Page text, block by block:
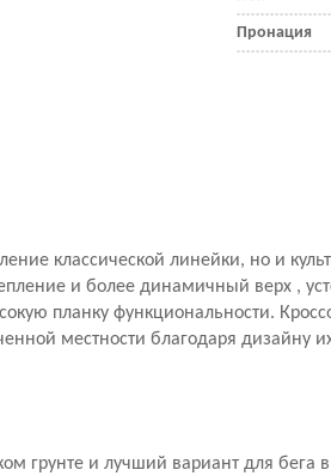
Пронация
классической линейки, но и
и более динамичный верх ,
планку функциональности.
местности благодаря дизайну
грунте и лучший вариант для бега в